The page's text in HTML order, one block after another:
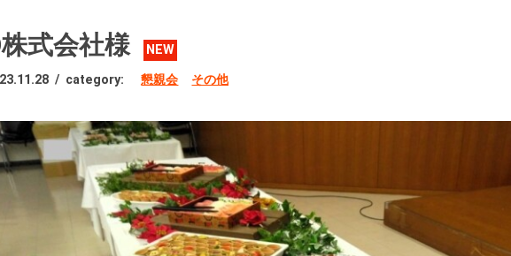
式会社様 NEW
/ category: 懇親会 その他